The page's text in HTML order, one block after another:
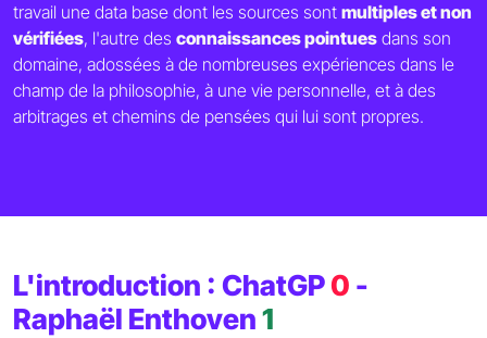
travail une data base dont les sources sont multiples et non
vérifiées, l'autre des connaissances pointues dans son
domaine, adossées à de nombreuses expériences dans le
champ de la philosophie, à une vie personnelle, et à des
arbitrages et chemins de pensées qui lui sont propres.
L'introduction : ChatGP0 -
Raphaël Enthoven1